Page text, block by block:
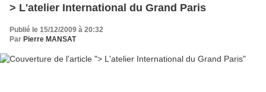
> L'atelier International du Grand Paris
Publié le 15/12/2009 à 20:32
Par Pierre MANSAT